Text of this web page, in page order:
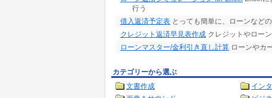
行う
借入返済予定表 とっても簡単に、ローンなど
クレジット返済早見表作成 クレジットやロー
ローンマスター/金利引き直し計算 ローンやカ
カテゴリーから選ぶ
文書作成
イン